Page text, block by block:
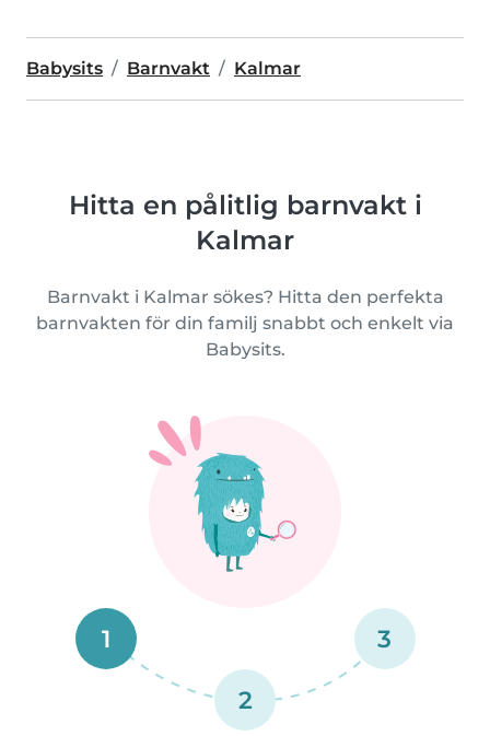
Babysits Barnvakt Kalmar
Hitta en pålitlig barnvakt i
Kalmar
Barnvakt i Kalmar sökes? Hitta den perfekta
barnvakten för din familj snabbt och enkelt via
Babysits.
1
2
3